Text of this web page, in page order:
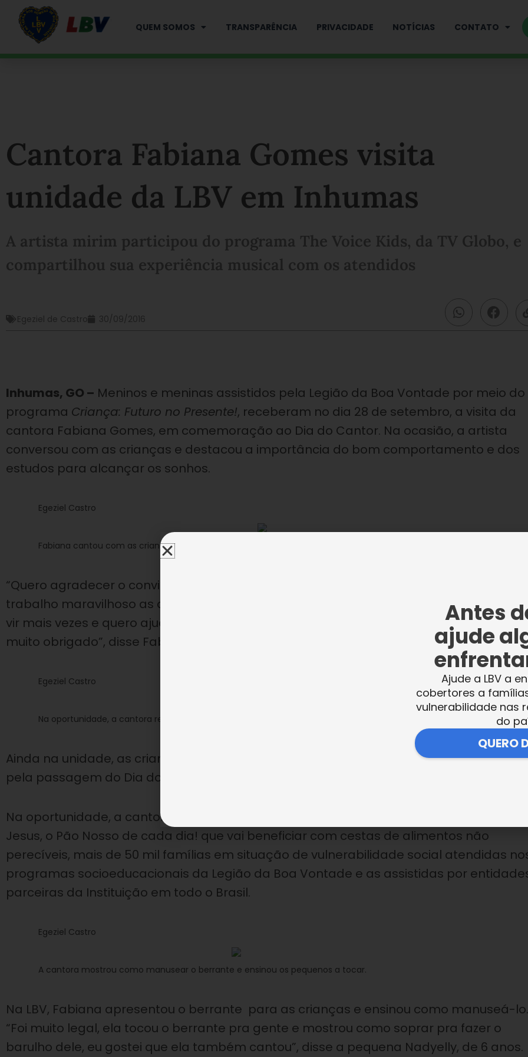
QUEM SOMOS TRANSPARÊNCIA PRIVACIDADE NOTÍCIAS CONTATO
Cantora Fabiana Gomes visita
unidade da LBV em Inhumas
A artista mirim participou do programa The Voice Kids, da TV Globo, e
compartilhou sua experiência musical com os atendidos
Egeziel de Castro 30/09/2016
Inhumas, GO – Meninos e meninas assistidos pela Legião da Boa Vontade por meio do
programa Criança: Futuro no Presente!, receberam no dia 28 de setembro, a visita da
cantora Fabiana Gomes, em comemoração ao Dia do Cantor. Na ocasião, a artista
conversou com as crianças e destacou a importância do bom comportamento e dos
estudos para alcançar os sonhos.
Egeziel Castro
Fabiana cantou com as crianças e recebeu homenagem dos pequenos pelo Dia do Cantor.
“Quero agradecer o convite da LBV, estou muito feliz em estar aqui hoje. Conheci esse
trabalho maravilhoso as crianças, que são muito divertidas, muito espontâneas. Quero
vir mais vezes e quero ajudar nesta campanha do natal que vai beneficiar muita
muito obrigado”, disse Fabiana.
Egeziel Castro
Na oportunidade, a cantora recebeu a homenagem das crianças pelo Dia do Cantor.
Ainda na unidade, as crianças entregaram para Fabiana um quadro felicitando a
pela passagem do Dia do Cantor.
Na oportunidade, a cantora vestiu a camisa da campanha Natal Permanente da LBV —
Jesus, o Pão Nosso de cada dia! que vai beneficiar com cestas de alimentos não
perecíveis, mais de 50 mil famílias em situação de vulnerabilidade social atendidas
programas socioeducacionais da Legião da Boa Vontade e as assistidas por
parceiras da Instituição em todo o Brasil.
Egeziel Castro
A cantora mostrou como manusear o berrante e ensinou os pequenos a tocar.
Na LBV, Fabiana apresentou o berrante para as crianças e ensinou como manuseá-lo.
“Foi muito legal, ela tocou o berrante pra gente e mostrou como soprar pra fazer o
barulho dele, eu gostei que ela também cantou”, disse a pequena Nadyelly, de 6 anos.
Antes
ajude
Ajude a LBV a
cobertores a
vulnerabilidade nas
do
QUERO